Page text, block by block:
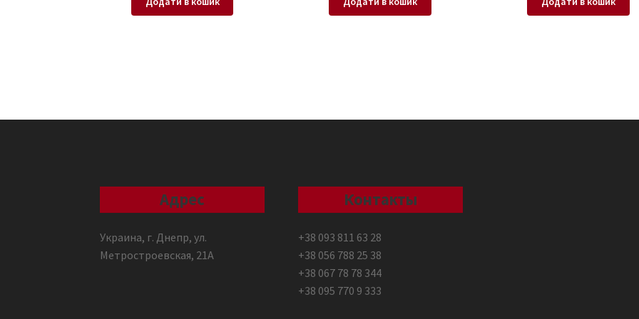
Адрес
Украина, г. Днепр, ул.
Метростроевская, 21А
Контакты
+38 093 811 63 28
+38 056 788 25 38
+38 067 78 78 344
+38 095 770 9 333